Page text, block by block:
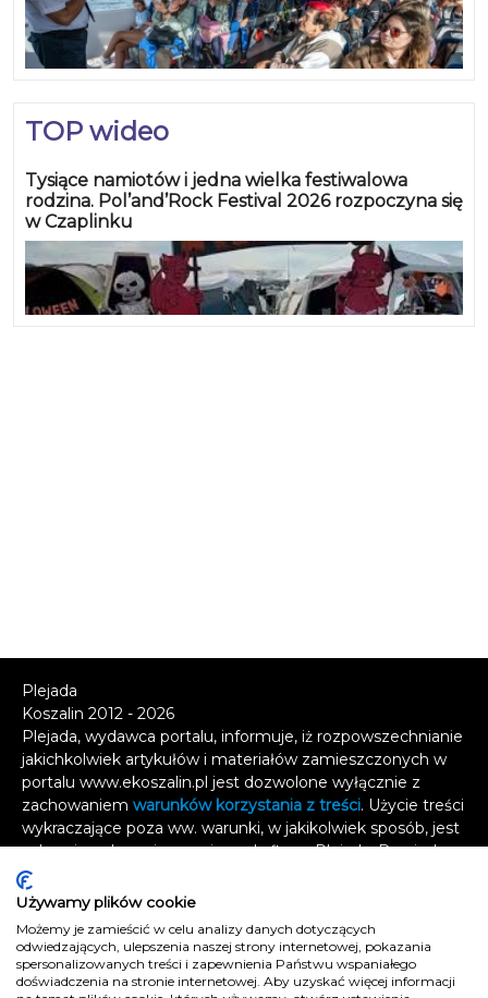
TOP wideo
Tysiące namiotów i jedna wielka festiwalowa
rodzina. Pol’and’Rock Festival 2026 rozpoczyna się
w Czaplinku
Plejada
Koszalin 2012 - 2026
Plejada, wydawca portalu, informuje, iż rozpowszechnianie
jakichkolwiek artykułów i materiałów zamieszczonych w
portalu www.ekoszalin.pl jest dozwolone wyłącznie z
zachowaniem warunków korzystania z treści. Użycie treści
wykraczające poza ww. warunki, w jakikolwiek sposób, jest
zabronione bez pisemnej zgody firmy Plejada. Dowiedz
się, w jaki sposób możesz uzyskać
wykorzystanie treści.
Naruszenie tych zasad jest łamaniem prawa i grozi
odpowiedzialnością karną.
Wszelkie prawa zastrzeżone.
Używamy plików cookie
Możemy je zamieścić w celu analizy danych dotyczących
odwiedzających, ulepszenia naszej strony internetowej, pokazania
spersonalizowanych treści i zapewnienia Państwu wspaniałego
doświadczenia na stronie internetowej. Aby uzyskać więcej informacji